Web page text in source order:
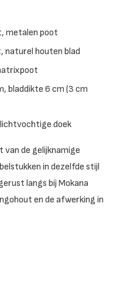
metalen poot
naturel houten blad
bladdikte 6 cm (3 cm
doek
de gelijknamige
in dezelfde stijl
langs bij Mokana
en de afwerking in